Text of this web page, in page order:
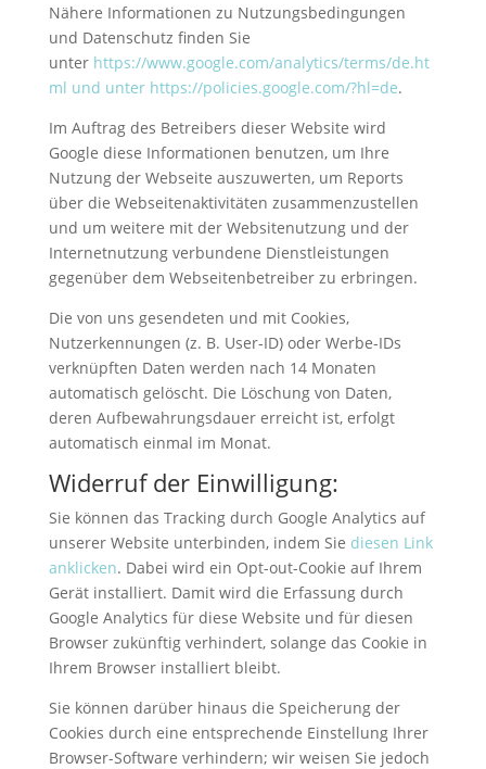
Nähere Informationen zu Nutzungsbedingungen
und Datenschutz finden Sie
unter https://www.google.com/analytics/terms/de.ht
ml und unter https://policies.google.com/?hl=de.
Im Auftrag des Betreibers dieser Website wird
Google diese Informationen benutzen, um Ihre
Nutzung der Webseite auszuwerten, um Reports
über die Webseitenaktivitäten zusammenzustellen
und um weitere mit der Websitenutzung und der
Internetnutzung verbundene Dienstleistungen
gegenüber dem Webseitenbetreiber zu erbringen.
Die von uns gesendeten und mit Cookies,
Nutzerkennungen (z. B. User-ID) oder Werbe-IDs
verknüpften Daten werden nach 14 Monaten
automatisch gelöscht. Die Löschung von Daten,
deren Aufbewahrungsdauer erreicht ist, erfolgt
automatisch einmal im Monat.
Widerruf der Einwilligung:
Sie können das Tracking durch Google Analytics auf
unserer Website unterbinden, indem Sie diesen Link
anklicken. Dabei wird ein Opt-out-Cookie auf Ihrem
Gerät installiert. Damit wird die Erfassung durch
Google Analytics für diese Website und für diesen
Browser zukünftig verhindert, solange das Cookie in
Ihrem Browser installiert bleibt.
Sie können darüber hinaus die Speicherung der
Cookies durch eine entsprechende Einstellung Ihrer
Browser-Software verhindern; wir weisen Sie jedoch